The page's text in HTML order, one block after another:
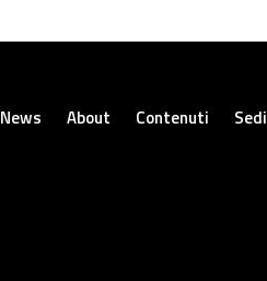
News About Contenuti Sedi